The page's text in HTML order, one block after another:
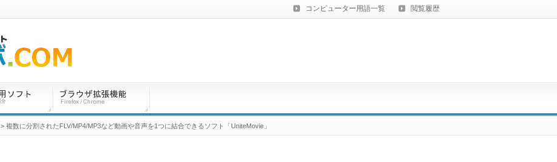
コンピューター用語一覧 閲覧履歴
> 複数に分割されたFLV/MP4/MP3など動画や音声を1つに結合できるソフト「UniteMovie」